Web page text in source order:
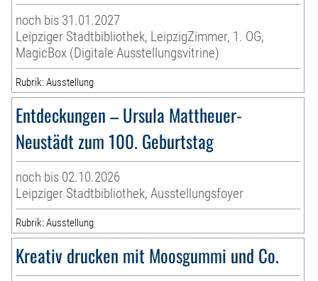
noch bis 31.01.2027
Leipziger Stadtbibliothek, LeipzigZimmer, 1. OG,
MagicBox (Digitale Ausstellungsvitrine)
Rubrik: Ausstellung
Entdeckungen – Ursula Mattheuer-
Neustädt zum 100. Geburtstag
noch bis 02.10.2026
Leipziger Stadtbibliothek, Ausstellungsfoyer
Rubrik: Ausstellung
Kreativ drucken mit Moosgummi und Co.